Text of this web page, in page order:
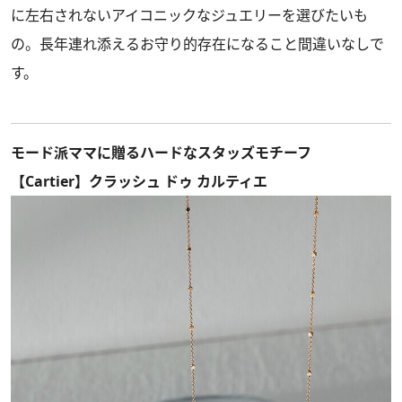
に左右されないアイコニックなジュエリーを選びたいも
の。長年連れ添えるお守り的存在になること間違いなしで
す。
モード派ママに贈るハードなスタッズモチーフ
【Cartier】クラッシュ ドゥ カルティエ